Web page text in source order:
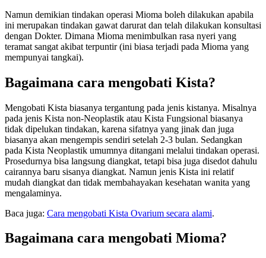
Namun demikian tindakan operasi Mioma boleh dilakukan apabila
ini merupakan tindakan gawat darurat dan telah dilakukan konsultasi
dengan Dokter. Dimana Mioma menimbulkan rasa nyeri yang
teramat sangat akibat terpuntir (ini biasa terjadi pada Mioma yang
mempunyai tangkai).
Bagaimana cara mengobati Kista?
Mengobati Kista biasanya tergantung pada jenis kistanya. Misalnya
pada jenis Kista non-Neoplastik atau Kista Fungsional biasanya
tidak dipelukan tindakan, karena sifatnya yang jinak dan juga
biasanya akan mengempis sendiri setelah 2-3 bulan. Sedangkan
pada Kista Neoplastik umumnya ditangani melalui tindakan operasi.
Prosedurnya bisa langsung diangkat, tetapi bisa juga disedot dahulu
cairannya baru sisanya diangkat. Namun jenis Kista ini relatif
mudah diangkat dan tidak membahayakan kesehatan wanita yang
mengalaminya.
Baca juga: Cara mengobati Kista Ovarium secara alami.
Bagaimana cara mengobati Mioma?